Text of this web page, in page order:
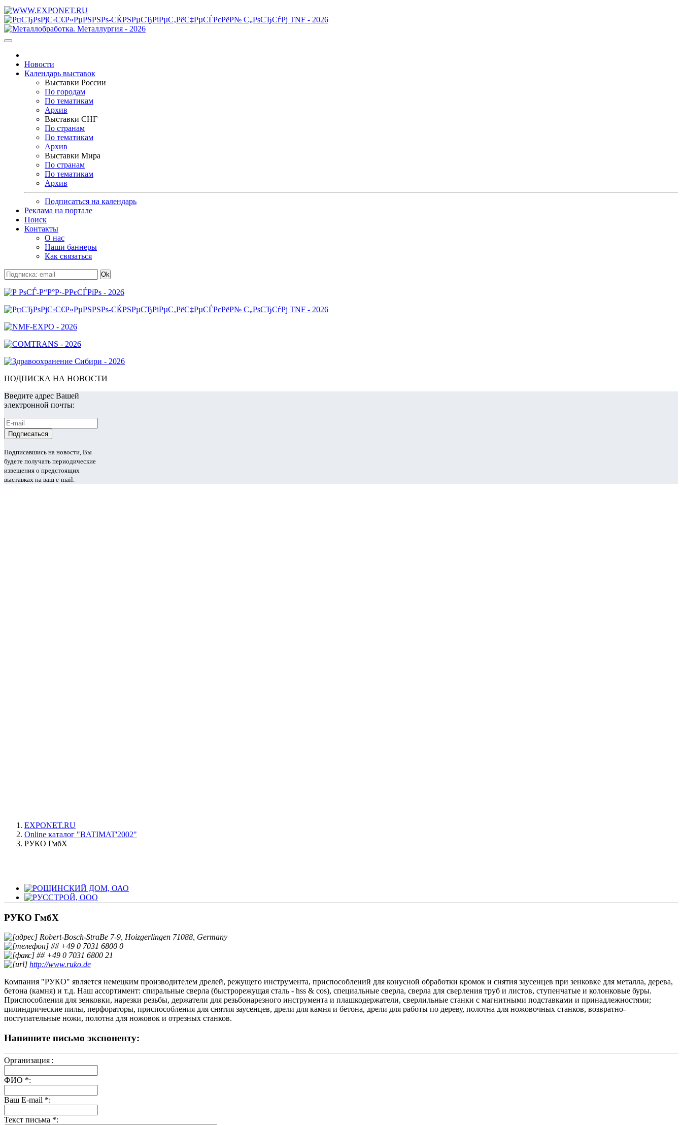
Новости
Календарь выставок
Выставки России
По городам
По тематикам
Архив
Выставки СНГ
По странам
По тематикам
Архив
Выставки Мира
По странам
По тематикам
Архив
Подписаться на календарь
Реклама на портале
Поиск
Контакты
О нас
Наши баннеры
Как связаться
ПОДПИСКА НА НОВОСТИ
Введите адрес Вашей
электронной почты:
Подписавшись на новости, Вы
будете получать периодические
извещения о предстоящих
выставках на ваш e-mail.
EXPONET.RU
Online каталог "BATIMAT'2002"
РУКО ГмбХ
РУКО ГмбХ
Robert-Bosch-StraBe 7-9, Hoizgerlingen 71088, Germanу
## +49 0 7031 6800 0
## +49 0 7031 6800 21
http://www.ruko.de
Компания "РУКО" является немецким производителем дрелей, режущего инструмента, приспособлений для конусной обработки кромок и снятия заусенцев при зенковке для металла, дерева,
бетона (камня) и т.д. Наш ассортимент: спиральные сверла (быстрорежущая сталь - hss & cos), специальные сверла, сверла для сверления труб и листов, ступенчатые и колонковые буры.
Приспособления для зенковки, нарезки резьбы, держатели для резьбонарезного инструмента и плашкодержатели, сверлильные станки с магнитными подставками и принадлежностями;
цилиндрические пилы, перфораторы, приспособления для снятия заусенцев, дрели для камня и бетона, дрели для работы по дереву, полотна для ножовочных станков, возвратно-
поступательные ножи, полотна для ножовок и отрезных станков.
Напишите письмо экспоненту:
Организация :
ФИО *:
Ваш E-mail *:
Текст письма *: